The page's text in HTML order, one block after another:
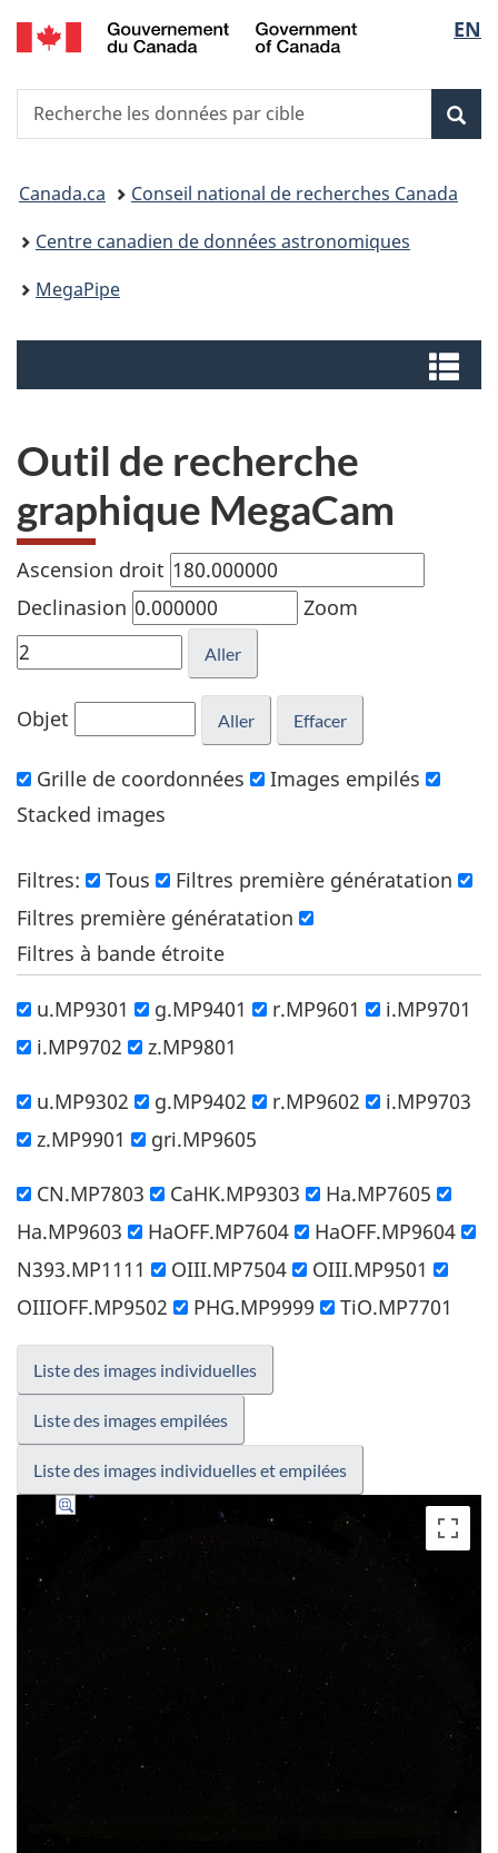
Passer
au
principal
Passer
à
version
de
la
EN
Recherche
Recherche
les
cible
Vous
êtes
ici
Canada.ca
Conseil national de recherches Canada
Centre canadien de données astronomiques
MegaPipe
Outil de recherche
graphique MegaCam
Ascension droit
Declinasion
Zoom
Objet
Grille de coordonnées
Images empilés
Stacked images
Filtres: Tous
Filtres première génératation
Filtres première génératation
Filtres à bande étroite
u.MP9301 g.MP9401 r.MP9601
i.MP9701
i.MP9702
z.MP9801
u.MP9302 g.MP9402 r.MP9602
i.MP9703
z.MP9901
gri.MP9605
CN.MP7803 CaHK.MP9303
Ha.MP7605
Ha.MP9603
HaOFF.MP7604
HaOFF.MP9604
N393.MP1111
OIII.MP7504
OIII.MP9501
OIIIOFF.MP9502
PHG.MP9999 TiO.MP7701